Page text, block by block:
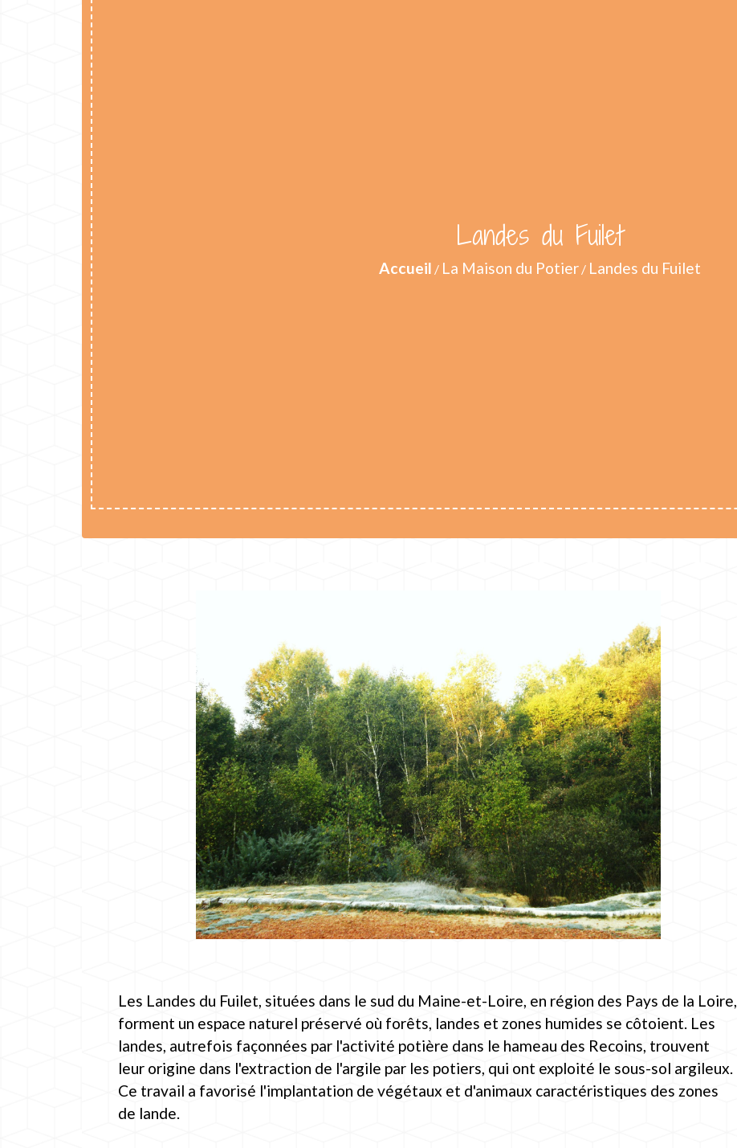
Landes du Fuilet
Accueil / La Maison du Potier/ Landes du Fuilet
Les Landes du Fuilet, situées dans le sud du Maine-et-Loire, en région des Pays de la Loire,
forment un espace naturel préservé où forêts, landes et zones humides se côtoient. Les
landes, autrefois façonnées par l'activité potière dans le hameau des Recoins, trouvent
leur origine dans l'extraction de l'argile par les potiers, qui ont exploité le sous-sol argileux.
Ce travail a favorisé l'implantation de végétaux et d'animaux caractéristiques des zones
de lande.